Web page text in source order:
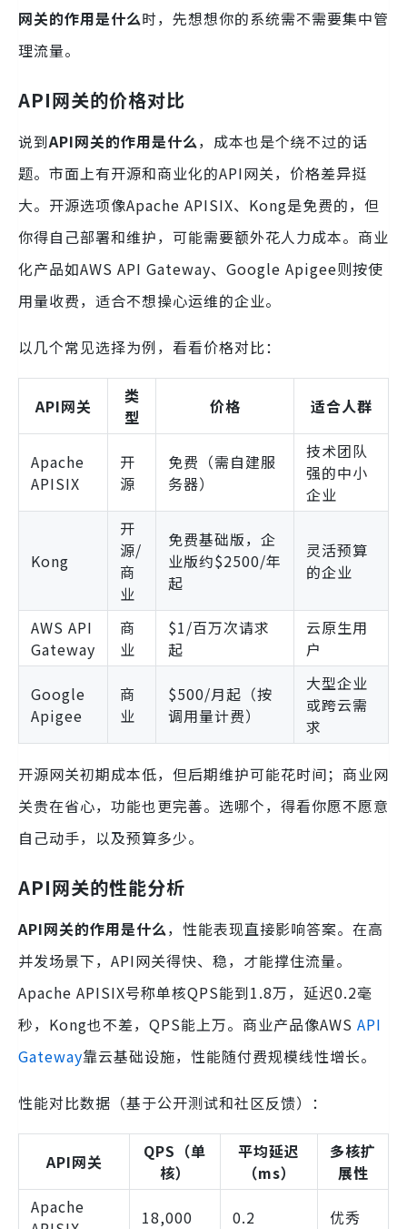
网关的作用是什么时，先想想你的系统需不需要集中管
理流量。
API网关的价格对比
说到API网关的作用是什么，成本也是个绕不过的话
题。市面上有开源和商业化的API网关，价格差异挺
大。开源选项像Apache APISIX、Kong是免费的，但
你得自己部署和维护，可能需要额外花人力成本。商业
化产品如AWS API Gateway、Google Apigee则按使
用量收费，适合不想操心运维的企业。
以几个常见选择为例，看看价格对比：
API网关
类
型
价格 适合人群
Apache
APISIX
开
源
免费（需自建服
务器）
技术团队
强的中小
企业
Kong
开
源/
商
业
免费基础版，企
业版约$2500/年
起
灵活预算
的企业
AWS API
Gateway
商
业
$1/百万次请求
起
云原生用
户
Google
Apigee
商
业
$500/月起（按
调用量计费）
大型企业
或跨云需
求
开源网关初期成本低，但后期维护可能花时间；商业网
关贵在省心，功能也更完善。选哪个，得看你愿不愿意
自己动手，以及预算多少。
API网关的性能分析
API网关的作用是什么，性能表现直接影响答案。在高
并发场景下，API网关得快、稳，才能撑住流量。
Apache APISIX号称单核QPS能到1.8万，延迟0.2毫
秒，Kong也不差，QPS能上万。商业产品像AWS API
Gateway靠云基础设施，性能随付费规模线性增长。
性能对比数据（基于公开测试和社区反馈）：
API网关
QPS（单
核）
平均延迟
（ms）
多核扩
展性
Apache
18,000 0.2 优秀